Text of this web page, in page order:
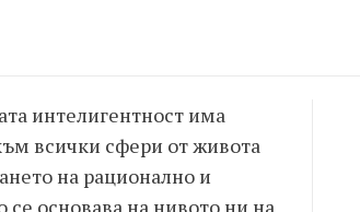
интелигентност има
всички сфери от живота
на рационално и
основава на нивото ни на